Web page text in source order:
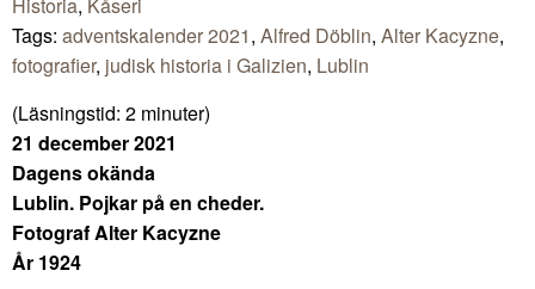
Tags: adventskalender 2021, Alfred Döblin, Alter Kacyzne,
fotografier, judisk historia i Galizien, Lublin
(Läsningstid: 2 minuter)
21 december 2021
Dagens okända
Lublin. Pojkar på en cheder.
Fotograf Alter Kacyzne
År 1924